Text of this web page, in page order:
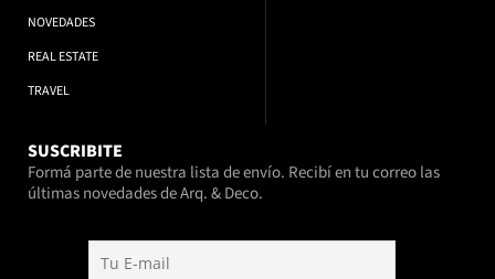
NOVEDADES
REAL ESTATE
TRAVEL
SUSCRIBITE
Formá parte de nuestra lista de envío. Recibí en tu correo las
últimas novedades de Arq. & Deco.